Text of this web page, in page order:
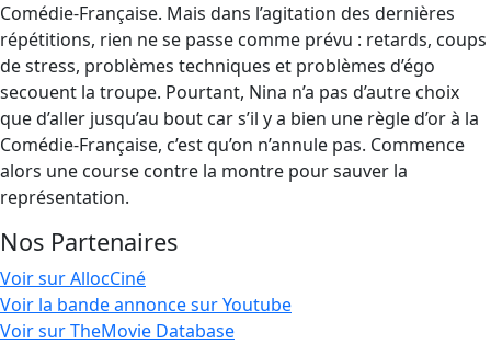
Comédie-Française. Mais dans l’agitation des dernières
répétitions, rien ne se passe comme prévu : retards, coups
de stress, problèmes techniques et problèmes d’égo
secouent la troupe. Pourtant, Nina n’a pas d’autre choix
que d’aller jusqu’au bout car s’il y a bien une règle d’or à la
Comédie-Française, c’est qu’on n’annule pas. Commence
alors une course contre la montre pour sauver la
représentation.
Nos Partenaires
Voir sur AllocCiné
Voir la bande annonce sur Youtube
Voir sur TheMovie Database